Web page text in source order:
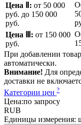
Цена Ⅱ: от 50 000
руб. до 150 000
руб.
Цена Ⅲ: от 150 000
руб.
При добавлении
автоматически.
Внимание! Для
доставки не
Категории цен ?
Цена:по запросу
RUB
Единицы измерения: